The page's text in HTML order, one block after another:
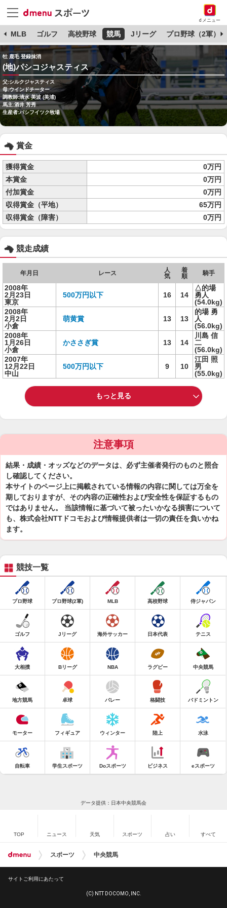
dメニュー
MLB ゴルフ 高校野球 競馬 Jリーグ プロ野球（2軍）
牡 鹿毛 登録抹消
(地)パシコジャスティス
父:シルクジャスティス
母:ウインドチーター
調教師:清水 美波 (美浦)
馬主:酒井 芳秀
生産者:パシフイツク牧場
賞金
獲得賞金
0万円
本賞金
0万円
付加賞金
0万円
収得賞金（平地）
65万円
収得賞金（障害）
0万円
競走成績
年月日 レース
人
気
着
順
騎手
2008年
2月23日
東京
500万円以下 16 14
△的場
勇人
(54.0kg)
2008年
2月2日
小倉
萌黄賞 13 13
的場 勇
人
(56.0kg)
2008年
1月26日
小倉
かささぎ賞 13 14
川島 信
二
(56.0kg)
2007年
12月22日
中山
500万円以下 9 10
江田 照
男
(55.0kg)
もっと見る
注意事項
結果・成績・オッズなどのデータは、必ず主催者発行のものと照合
し確認してください。
本サイトのページ上に掲載されている情報の内容に関しては万全を
期しておりますが、その内容の正確性および安全性を保証するもの
ではありません。 当該情報に基づいて被ったいかなる損害について
も、株式会社NTTドコモおよび情報提供者は一切の責任を負いかね
ます。
競技一覧
プロ野球 プロ野球(2軍) MLB 高校野球 侍ジャパン
ゴルフ Jリーグ 海外サッカー 日本代表 テニス
大相撲 Bリーグ NBA ラグビー 中央競馬
地方競馬 卓球 バレー 格闘技 バドミントン
モーター フィギュア ウィンター 陸上 水泳
自転車 学生スポーツ Doスポーツ ビジネス eスポーツ
データ提供：日本中央競馬会
TOP ニュース 天気 スポーツ 占い すべて
スポーツ 中央競馬
サイトご利用にあたって
(C) NTT DOCOMO, INC.